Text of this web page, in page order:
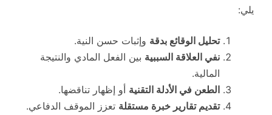
يلي:
تحليل الوقائع بدقة وإثبات حسن النية.
نفي العلاقة السببية بين الفعل المادي والنتيجة
المالية.
الطعن في الأدلة التقنية أو إظهار تناقضها.
تقديم تقارير خبرة مستقلة تعزز الموقف الدفاعي.